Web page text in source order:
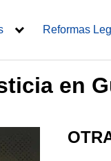
Reformas
en